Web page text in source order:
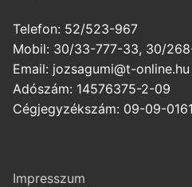
Telefon: 52/523-967
Mobil: 30/33-777-33, 30/
Email: jozsagumi@t-online.hu
Adószám: 14576375-2-09
Cégjegyzékszám: 09-09-
Impresszum